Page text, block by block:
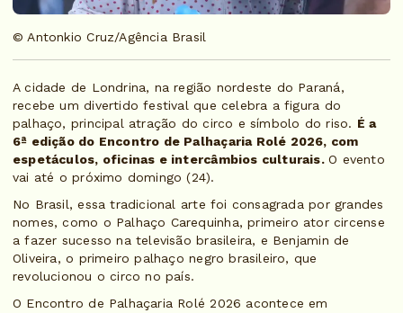
© Antonkio Cruz/Agência Brasil
A cidade de Londrina, na região nordeste do Paraná,
recebe um divertido festival que celebra a figura do
palhaço, principal atração do circo e símbolo do riso. É a
6ª edição do Encontro de Palhaçaria Rolé 2026, com
espetáculos, oficinas e intercâmbios culturais.O evento
vai até o próximo domingo (24).
No Brasil, essa tradicional arte foi consagrada por grandes
nomes, como o Palhaço Carequinha, primeiro ator circense
a fazer sucesso na televisão brasileira, e Benjamin de
Oliveira, o primeiro palhaço negro brasileiro, que
revolucionou o circo no país.
O Encontro de Palhaçaria Rolé 2026 acontece em